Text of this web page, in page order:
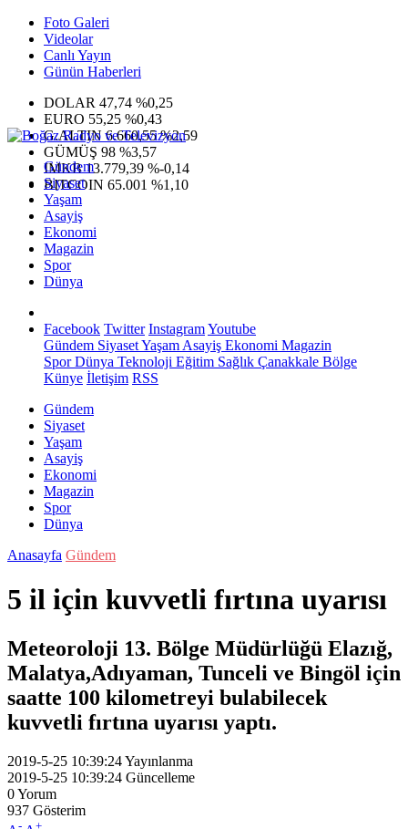
Foto Galeri
Videolar
Canlı Yayın
Günün Haberleri
DOLAR 47,74 %0,25
EURO 55,25 %0,43
G.ALTIN6.660,55 %2,59
GÜMÜŞ 98 %3,57
IMKB13.779,39 %-0,14
BITCOIN 65.001 %1,10
Gündem
Siyaset
Yaşam
Asayiş
Ekonomi
Magazin
Spor
Dünya
Facebook Twitter InstagramYoutube
Gündem SiyasetYaşam Asayiş Ekonomi Magazin
SporDünya Teknoloji Eğitim Sağlık Çanakkale Bölge
Künye İletişim RSS
Gündem
Siyaset
Yaşam
Asayiş
Ekonomi
Magazin
Spor
Dünya
Anasayfa Gündem
5 il için kuvvetli fırtına uyarısı
Meteoroloji 13. Bölge Müdürlüğü Elazığ,
Malatya,Adıyaman, Tunceli ve Bingöl için
saatte 100 kilometreyi bulabilecek
kuvvetli fırtına uyarısı yaptı.
2019-5-25 10:39:24Yayınlanma
2019-5-25 10:39:24 Güncelleme
0Yorum
937 Gösterim
- +